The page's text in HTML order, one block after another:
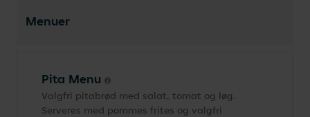
Menuer
Pita Menu
Valgfri pitabrød med salat, tomat og løg.
Serveres med pommes frites og valgfri